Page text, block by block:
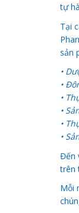
tự
Tại
sản
•
•
•
•
•
•
Đến
trên
Mỗi